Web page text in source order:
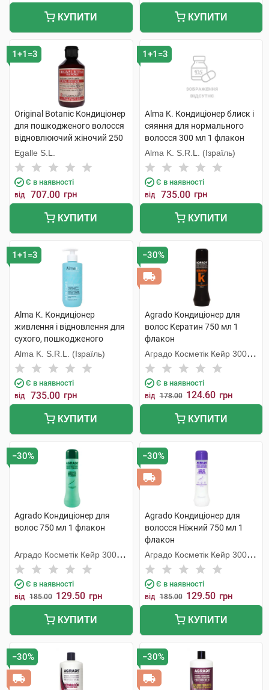
КУПИТИ КУПИТИ
1+1=3
Original Botanic Кондиціонер
для пошкодженого волосся
відновлюючий жіночий 250
мл 1 флакон
Egalle S.L.
Є в наявності
від 707.00 грн
КУПИТИ
1+1=3
Alma K. Кондиціонер блиск і
сяяння для нормального
волосся 300 мл 1 флакон
Alma K. S.R.L. (Ізраїль)
Є в наявності
від 735.00 грн
КУПИТИ
1+1=3
Alma K. Кондиціонер
живлення і відновлення для
сухого, пошкодженого
волосся 300 мл 1 флакон
Alma K. S.R.L. (Ізраїль)
Є в наявності
від 735.00 грн
КУПИТИ
−30%
Agrado Кондиціонер для
волос Кератин 750 мл 1
флакон
Аградо Косметік Кейр 3000
С.Л.У.
Є в наявності
від 178.00 124.60 грн
КУПИТИ
−30%
Agrado Кондиціонер для
волос 750 мл 1 флакон
Аградо Косметік Кейр 3000
С.Л.У.
Є в наявності
від 185.00 129.50 грн
КУПИТИ
−30%
Agrado Кондиціонер для
волосся Ніжний 750 мл 1
флакон
Аградо Косметік Кейр 3000
С.Л.У.
Є в наявності
від 185.00 129.50 грн
КУПИТИ
−30% −30%